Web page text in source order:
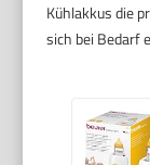
Kühlakkus die
sich bei Bedarf